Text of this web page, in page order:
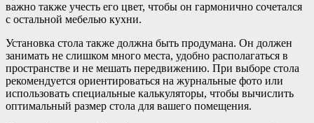
важно также учесть его цвет, чтобы он гармонично сочетался
с остальной мебелью кухни.
Установка стола также должна быть продумана. Он должен
занимать не слишком много места, удобно располагаться в
пространстве и не мешать передвижению. При выборе стола
рекомендуется ориентироваться на журнальные фото или
использовать специальные калькуляторы, чтобы вычислить
оптимальный размер стола для вашего помещения.